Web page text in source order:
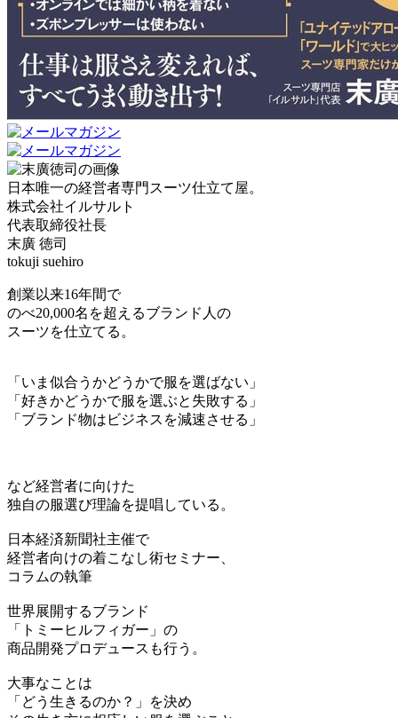
日本唯一の経営者専門スーツ仕立て屋。
株式会社イルサルト
代表取締役社長
末廣 徳司
tokuji suehiro
創業以来16年間で
のべ20,000名を超えるブランド人の
スーツを仕立てる。
「いま似合うかどうかで服を選ばない」
「好きかどうかで服を選ぶと失敗する」
「ブランド物はビジネスを減速させる」
など経営者に向けた
独自の服選び理論を提唱している。
日本経済新聞社主催で
経営者向けの着こなし術セミナー、
コラムの執筆
世界展開するブランド
「トミーヒルフィガー」の
商品開発プロデュースも行う。
大事なことは
「どう生きるのか？」を決め